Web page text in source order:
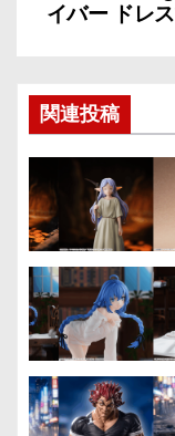
ゲ
ー
シ
ョ
ン
イバー ドレ
関連投稿